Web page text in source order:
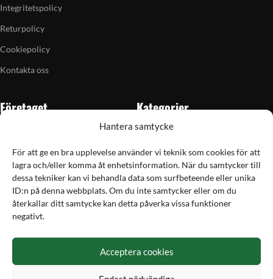
Hantera samtycke
För att ge en bra upplevelse använder vi teknik som cookies för att
lagra och/eller komma åt enhetsinformation. När du samtycker till
dessa tekniker kan vi behandla data som surfbeteende eller unika
ID:n på denna webbplats. Om du inte samtycker eller om du
återkallar ditt samtycke kan detta påverka vissa funktioner
negativt.
Acceptera cookies
Integritetspolicy
Returpolicy
Cookiepolicy
Kontakta oss
Företaget
Butiken i Vellinge
Artiklar
Grain till gram-kalkylator
Kampanjer
Kategorier
Skytte
Jakt & fiske
Handladdning
Optik
Utrustning